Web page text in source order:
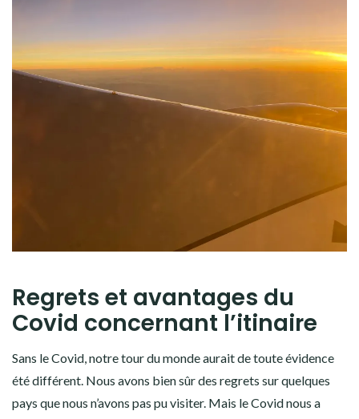
Regrets et avantages du
Covid concernant l’itinaire
Sans le Covid, notre tour du monde aurait de toute évidence
été différent. Nous avons bien sûr des regrets sur quelques
pays que nous n’avons pas pu visiter. Mais le Covid nous a